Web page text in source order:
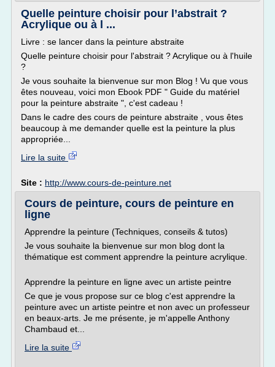
Quelle peinture choisir pour l’abstrait ?
Acrylique ou à l ...
Livre : se lancer dans la peinture abstraite
Quelle peinture choisir pour l'abstrait ? Acrylique ou à l'huile
?
Je vous souhaite la bienvenue sur mon Blog ! Vu que vous
êtes nouveau, voici mon Ebook PDF " Guide du matériel
pour la peinture abstraite ", c'est cadeau !
Dans le cadre des cours de peinture abstraite , vous êtes
beaucoup à me demander quelle est la peinture la plus
appropriée...
Lire la suite
Site : http://www.cours-de-peinture.net
Cours de peinture, cours de peinture en
ligne
Apprendre la peinture (Techniques, conseils & tutos)
Je vous souhaite la bienvenue sur mon blog dont la
thématique est comment apprendre la peinture acrylique.
Apprendre la peinture en ligne avec un artiste peintre
Ce que je vous propose sur ce blog c'est apprendre la
peinture avec un artiste peintre et non avec un professeur
en beaux-arts. Je me présente, je m'appelle Anthony
Chambaud et...
Lire la suite